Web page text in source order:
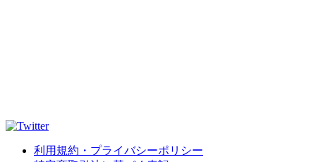
利用規約・プライバシーポリシー